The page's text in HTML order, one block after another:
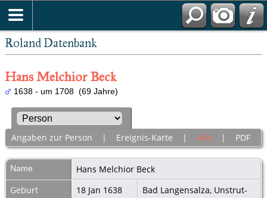
Roland Datenbank
Hans Melchior Beck
1638 - um 1708 (69 Jahre)
Angaben zur Person | Ereignis-Karte | Alle | PDF
Name Hans Melchior Beck
Geburt
18 Jan 1638
Bad Langensalza, Unstrut-